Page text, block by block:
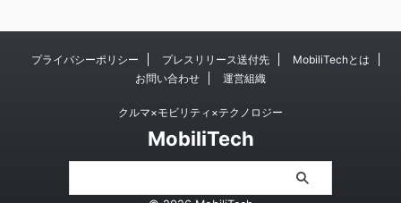
プライバシーポリシー プレスリリース送付先
MobiliTechとは
お問い合わせ
運営組織
クルマ×モビリティ×テクノロジー
MobiliTech